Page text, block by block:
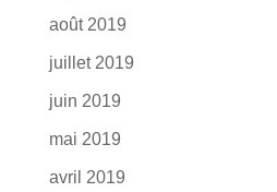
août 2019
juillet 2019
juin 2019
mai 2019
avril 2019